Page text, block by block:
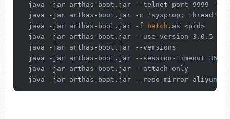
  java -jar arthas-boot.jar
--telnet-port 9999
--
java -jar arthas-boot.jar -c 'sysprop; thread'
  java -jar arthas-boot.jar -f
batch .as <pid>
  java -jar arthas-boot.jar
--use-version 3.0.5
  java -jar arthas-boot.jar
--versions
  java -jar arthas-boot.jar
--session-timeout 3600
  java -jar arthas-boot.jar
--attach-only
  java -jar arthas-boot.jar
--repo-mirror aliyun